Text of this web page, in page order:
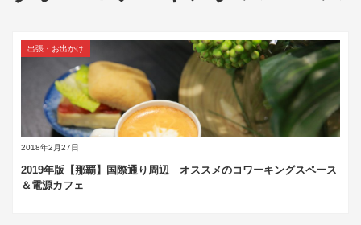
2018年2月27日
出張・お出かけ
2019年版【那覇】国際通り周辺 オススメのコワーキングスペース
＆電源カフェ